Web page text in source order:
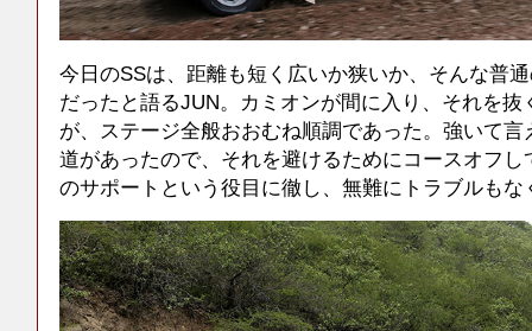
今日のSSは、距離も短く広いか狭いか、そんな普
だったと語るJUN。カミオンが間に入り、それを抜
が、ステージ全般おおむね順調であった。強いて
道があったので、それを避けるためにコースオフ
のサポートという役目に徹し、無難にトラブルもな